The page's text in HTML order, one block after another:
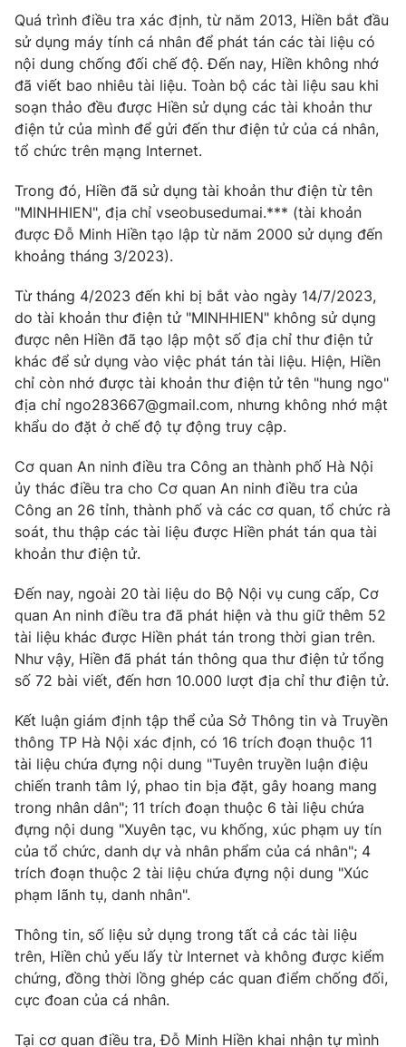
Chất lượng cuộc sống
Học trực tuyến
Hitech Công nghệ tương lai
Sản phẩm
Thị trường
Tư vấn
Giao lưu trực tuyến
Lịch phát sóng
Emagazine Podcast
Photo
Video Shorts video
VTV Money VTV Thể thao
VTV Sức khoẻ Bất động sản
Thị trường 24h Tấm lòng Việt
VTV4 Vươn mình bằng AI
Liên hệ tòa soạn English
THỜI BÁO VTV
Theo dõi báo trên
Cơ quan chủ quản: Đài Truyền hình Việt Nam
Cơ quan báo chí:Thời báo VTV
cấp ngày 29/12/2023
Tổng Biên tập:Vũ Thanh Thủy
Phó Tổng Biên tập: Nguyễn Thị Mỹ Hạnh, Phạm Quốc Thắng,
Nguyễn Trọng Ninh
Tổng đài VTV: 024.38 355 931 - 024.38 355 932
Quá trình điều tra xác định, từ năm 2013, Hiền bắt đầu
sử dụng máy tính cá nhân để phát tán các tài liệu có
nội dung chống đối chế độ. Đến nay, Hiền không nhớ
đã viết bao nhiêu tài liệu. Toàn bộ các tài liệu sau khi
soạn thảo đều được Hiền sử dụng các tài khoản thư
điện tử của mình để gửi đến thư điện tử của cá nhân,
tổ chức trên mạng Internet.
Trong đó, Hiền đã sử dụng tài khoản thư điện từ tên
"MINHHIEN", địa chỉ vseobusedumai.*** (tài khoản
được Đỗ Minh Hiền tạo lập từ năm 2000 sử dụng đến
khoảng tháng 3/2023).
Từ tháng 4/2023 đến khi bị bắt vào ngày 14/7/2023,
do tài khoản thư điện tử "MINHHIEN" không sử dụng
được nên Hiền đã tạo lập một số địa chỉ thư điện tử
khác để sử dụng vào việc phát tán tài liệu. Hiện, Hiền
chỉ còn nhớ được tài khoản thư điện tử tên "hung ngo"
địa chỉ ngo283667@gmail.com, nhưng không nhớ mật
khẩu do đặt ở chế độ tự động truy cập.
Cơ quan An ninh điều tra Công an thành phố Hà Nội
ủy thác điều tra cho Cơ quan An ninh điều tra của
Công an 26 tỉnh, thành phố và các cơ quan, tổ chức rà
soát, thu thập các tài liệu được Hiền phát tán qua tài
khoản thư điện tử.
Đến nay, ngoài 20 tài liệu do Bộ Nội vụ cung cấp, Cơ
quan An ninh điều tra đã phát hiện và thu giữ thêm 52
tài liệu khác được Hiền phát tán trong thời gian trên.
Như vậy, Hiền đã phát tán thông qua thư điện tử tổng
số 72 bài viết, đến hơn 10.000 lượt địa chỉ thư điện tử.
Kết luận giám định tập thể của Sở Thông tin và Truyền
thông TP Hà Nội xác định, có 16 trích đoạn thuộc 11
tài liệu chứa đựng nội dung "Tuyên truyền luận điệu
chiến tranh tâm lý, phao tin bịa đặt, gây hoang mang
trong nhân dân"; 11 trích đoạn thuộc 6 tài liệu chứa
đựng nội dung "Xuyên tạc, vu khống, xúc phạm uy tín
của tổ chức, danh dự và nhân phẩm của cá nhân"; 4
trích đoạn thuộc 2 tài liệu chứa đựng nội dung "Xúc
phạm lãnh tụ, danh nhân".
Thông tin, số liệu sử dụng trong tất cả các tài liệu
trên, Hiền chủ yếu lấy từ Internet và không được kiểm
chứng, đồng thời lồng ghép các quan điểm chống đối,
cực đoan của cá nhân.
Tại cơ quan điều tra, Đỗ Minh Hiền khai nhận tự mình